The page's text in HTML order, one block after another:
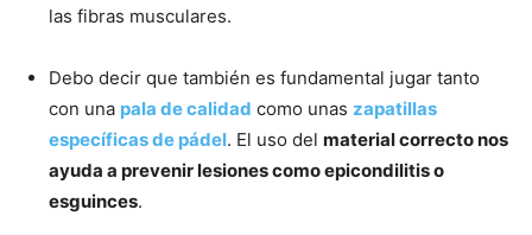
las fibras musculares.
Debo decir que también es fundamental jugar tanto
con una pala de calidad como unas zapatillas
específicas de pádel. El uso del material correcto nos
ayuda a prevenir lesiones como epicondilitis o
esguinces.